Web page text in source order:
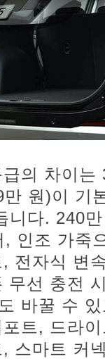
의 차이는
원)이 기
니다. 240
인조 가죽
전자식 변
무선 충전
바꿀 수
트, 드라
스마트 커